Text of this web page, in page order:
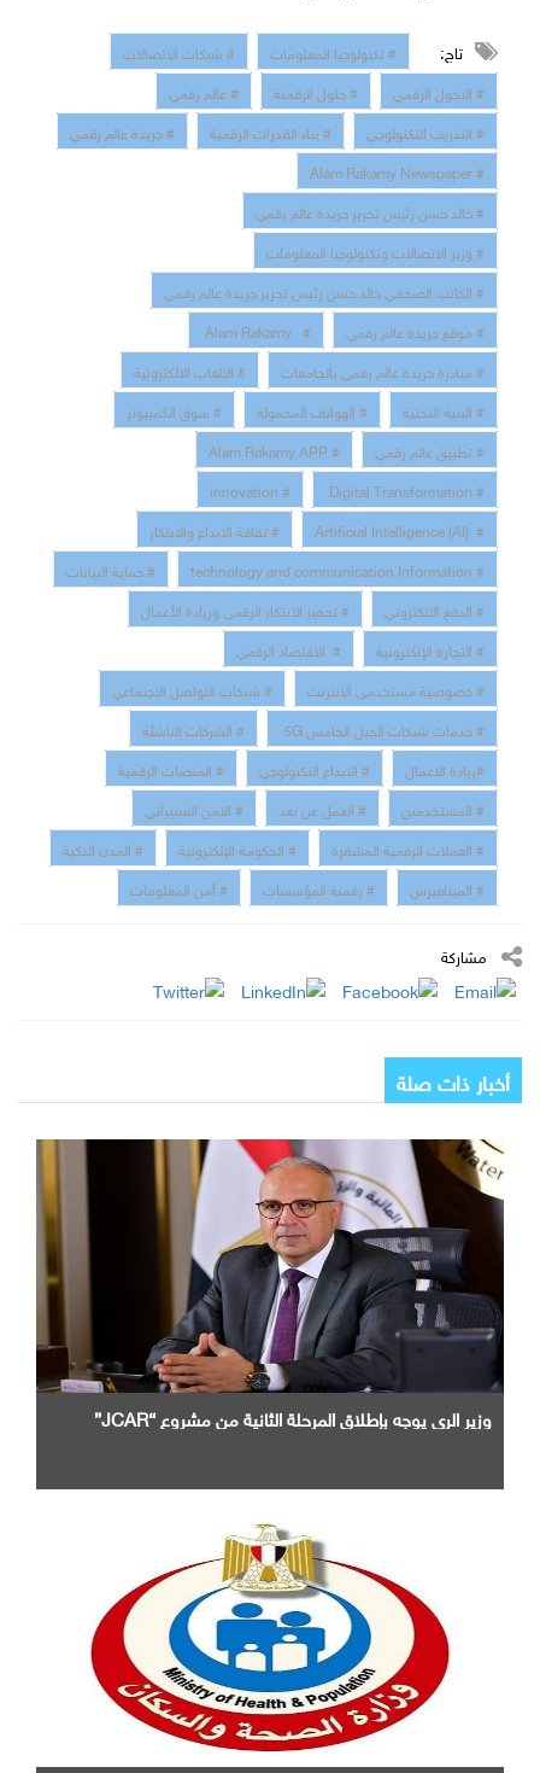
تاج: # تكنولوجيا المعلومات
# شبكات الاتصالات
# التحول الرقمي
# حلول الرقمنة
# عالم رقمي
# التدريب التكنولوجي
# بناء القدرات الرقمية
# جريدة عالم رقمي
# Alam Rakamy Newspaper
# خالد حسن رئيس تحرير جريدة عالم رقمي
# وزير الاتصالات وتكنولوجيا المعلومات
# الكاتب الصحفي خالد حسن رئيس تحرير جريدة عالم رقمي
# موقع جريدة عالم رقمي
# Alam Rakamy
# مبادرة جريدة عالم رقمي بالجامعات
# الالعاب الالكترونية
# البنية التحتية
# الهواتف المحمولة
# سوق الكمبيوتر
# تطبيق عالم رقمي
# Alam Rakamy APP
# Digital Transformation
# innovation
# Artificial Intelligence (AI)
# ثقافة الابداع والابتكار
# technology and communication Information
# حماية البيانات
# الدفع الالكتروني
# تحفيز الابتكار الرقمي وريادة الأعمال
# التجارة الإلكترونية
# الاقتصاد الرقمي
# خصوصية مستخدمى الانترنت
# شبكات التواصل الاجتماعي
# خدمات شبكات الجيل الخامس 5G
# الشركات الناشئة
#ريادة الاعمال
# الابداع التكنولوجي
# المنصات الرقمية
# المستخدمين
# العمل عن بعد
# الامن السبيراني
# العملات الرقمية المشفرة
# الحكومة الإلكترونية
# المدن الذكية
# الميتافيرس
# رقمنة المؤسسات # أمن المعلومات
مشاركة
أخبار ذات صلة
وزير الرى يوجه بإطلاق المرحلة الثانية من مشروع “JCAR”